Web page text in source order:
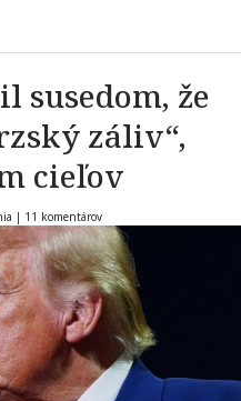
susedom, že
záliv“,
cieľov
| 11 komentárov